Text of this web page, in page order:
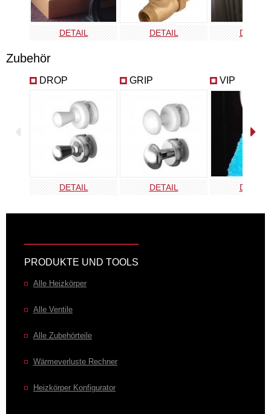
Kupfer Antik
ANT-COOP
Gold Antik
ANT-GOLD
Silber Antik
DETAIL DETAIL DETAIL
Zubehör
DROP
DETAIL
GRIP
DETAIL
VIP
DETAIL
PRODUKTE UND TOOLS
Alle Heizkörper
Alle Ventile
Alle Zubehörteile
Wärmeverluste Rechner
Heizkörper Konfigurator